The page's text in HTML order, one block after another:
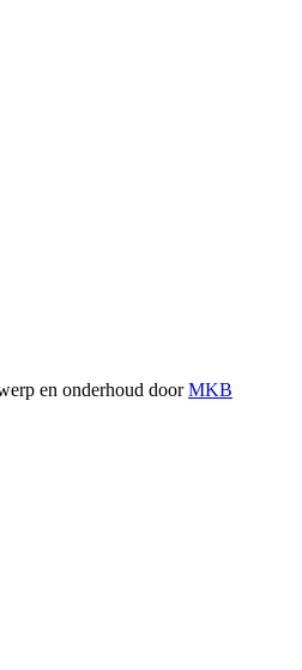
en onderhoud doorMKB